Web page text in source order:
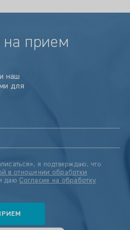
прием
наш
для
я подтверждаю, что
в отношении обработки
даю Согласие на обработку